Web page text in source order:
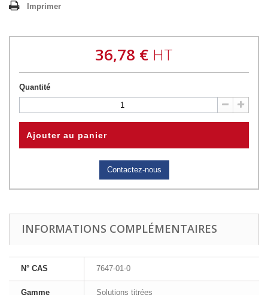
Imprimer
36,78 € HT
Quantité
Ajouter au panier
Contactez-nous
INFORMATIONS COMPLÉMENTAIRES
N° CAS 7647-01-0
Gamme Solutions titrées